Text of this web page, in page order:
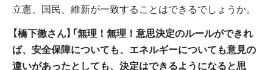
立憲、国民、維新が一致することはできるでしょうか。
【橋下徹さん】「無理！無理！意思決定のルールができれ
ば、安全保障についても、エネルギーについても意見の
違いがあったとしても、決定はできるようになると思